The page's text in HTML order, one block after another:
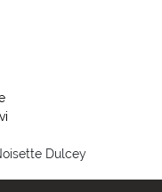
Dulcey